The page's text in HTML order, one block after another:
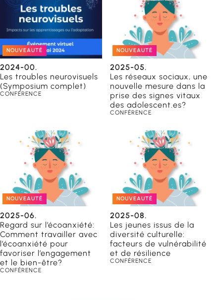
NOUVEAUTÉ
2024-00.
Les troubles neurovisuels
(Symposium complet)
CONFÉRENCE
NOUVEAUTÉ
2025-05.
Les réseaux sociaux, une
nouvelle mesure dans la
prise des signes vitaux
des adolescent.es?
CONFÉRENCE
NOUVEAUTÉ
2025-06.
Regard sur l’écoanxiété:
Comment travailler avec
l’écoanxiété pour
favoriser l’engagement
et le bien-être?
CONFÉRENCE
NOUVEAUTÉ
2025-08.
Les jeunes issus de la
diversité culturelle:
facteurs de vulnérabilité
et de résilience
CONFÉRENCE